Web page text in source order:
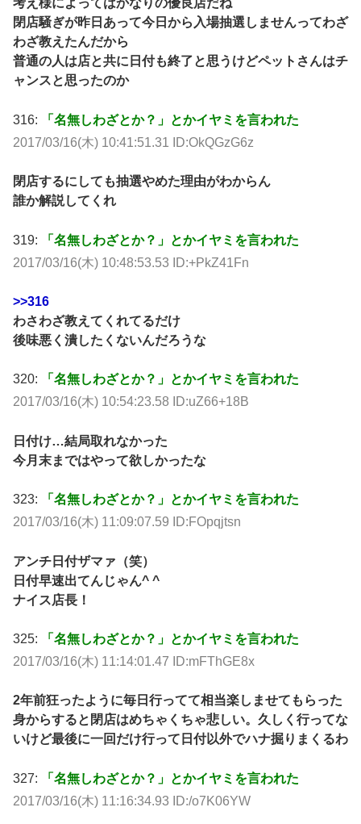
考え様によってはかなりの優良店だね
閉店騒ぎが昨日あって今日から入場抽選しませんってわざ
わざ教えたんだから
普通の人は店と共に日付も終了と思うけどペットさんはチ
ャンスと思ったのか
316:
「名無しわざとか？」とかイヤミを言われた
2017/03/16(木) 10:41:51.31 ID:OkQGzG6z
閉店するにしても抽選やめた理由がわからん
誰か解説してくれ
319:
「名無しわざとか？」とかイヤミを言われた
2017/03/16(木) 10:48:53.53 ID:+PkZ41Fn
>>316
わさわざ教えてくれてるだけ
後味悪く潰したくないんだろうな
320:
「名無しわざとか？」とかイヤミを言われた
2017/03/16(木) 10:54:23.58 ID:uZ66+18B
日付け…結局取れなかった
今月末まではやって欲しかったな
323:
「名無しわざとか？」とかイヤミを言われた
2017/03/16(木) 11:09:07.59 ID:FOpqjtsn
アンチ日付ザマァ（笑）
日付早速出てんじゃん^ ^
ナイス店長！
325:
「名無しわざとか？」とかイヤミを言われた
2017/03/16(木) 11:14:01.47 ID:mFThGE8x
2年前狂ったように毎日行ってて相当楽しませてもらった
身からすると閉店はめちゃくちゃ悲しい。久しく行ってな
いけど最後に一回だけ行って日付以外でハナ掘りまくるわ
327:
「名無しわざとか？」とかイヤミを言われた
2017/03/16(木) 11:16:34.93 ID:/o7K06YW